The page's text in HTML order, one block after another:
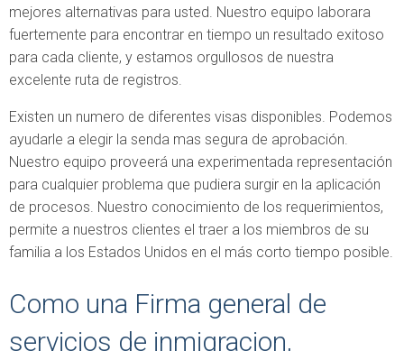
mejores alternativas para usted. Nuestro equipo laborara
fuertemente para encontrar en tiempo un resultado exitoso
para cada cliente, y estamos orgullosos de nuestra
excelente ruta de registros.
Existen un numero de diferentes visas disponibles. Podemos
ayudarle a elegir la senda mas segura de aprobación.
Nuestro equipo proveerá una experimentada representación
para cualquier problema que pudiera surgir en la aplicación
de procesos. Nuestro conocimiento de los requerimientos,
permite a nuestros clientes el traer a los miembros de su
familia a los Estados Unidos en el más corto tiempo posible.
Como una Firma general de
servicios de inmigracion,